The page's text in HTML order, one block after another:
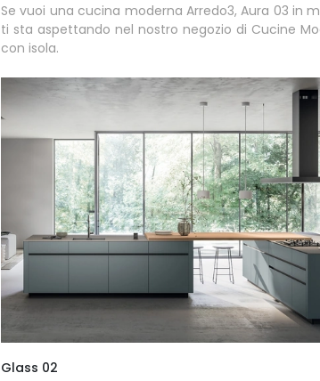
Se vuoi una cucina moderna Arredo3, Aura 03 in
ti sta aspettando nel nostro negozio di Cucine
con isola.
Glass 02